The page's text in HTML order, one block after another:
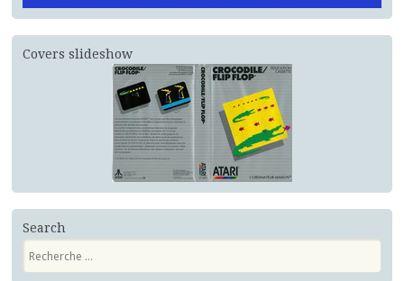
Covers slideshow
Search
Recherche